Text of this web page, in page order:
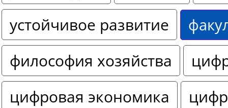
устойчивое развитие
философия хозяйства
цифровая экономика